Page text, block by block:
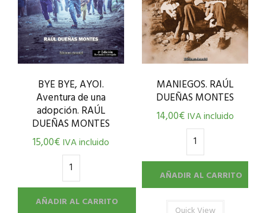
BYE BYE, AYOI.
Aventura de una
adopción. RAÚL
DUEÑAS MONTES
15,00€IVA incluido
AÑADIR AL CARRITO
MANIEGOS. RAÚL
DUEÑAS MONTES
14,00€ IVA incluido
AÑADIR AL CARRITO